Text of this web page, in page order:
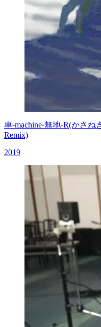
車-machine-無地-R(かさね
Remix)
2019